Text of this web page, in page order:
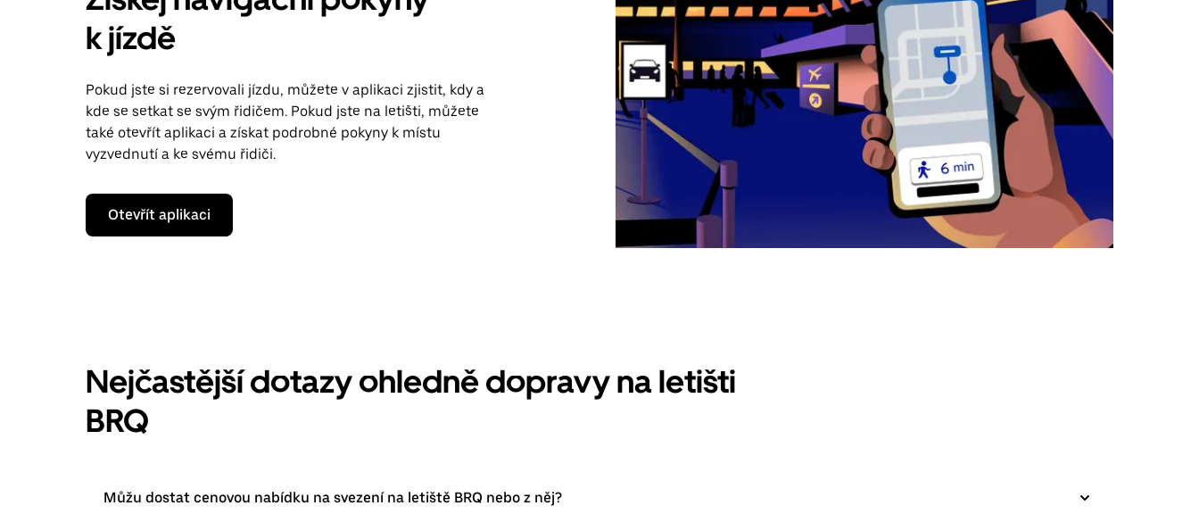
k jízdě
Pokud jste si rezervovali jízdu, můžete v aplikaci zjistit, kdy a
kde se setkat se svým řidičem. Pokud jste na letišti, můžete
také otevřít aplikaci a získat podrobné pokyny k místu
vyzvednutí a ke svému řidiči.
Otevřít aplikaci
Nejčastější dotazy ohledně dopravy na letišti
BRQ
Můžu dostat cenovou nabídku na svezení na letiště BRQ nebo z něj?